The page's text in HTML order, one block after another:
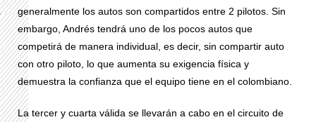
generalmente los autos son compartidos entre 2 pilotos. Sin
embargo, Andrés tendrá uno de los pocos autos que
competirá de manera individual, es decir, sin compartir auto
con otro piloto, lo que aumenta su exigencia física y
demuestra la confianza que el equipo tiene en el colombiano.
La tercer y cuarta válida se llevarán a cabo en el circuito de